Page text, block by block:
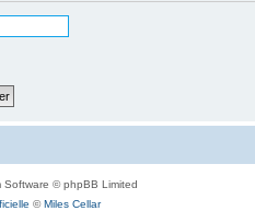
Software © phpBB Limited
©Miles Cellar